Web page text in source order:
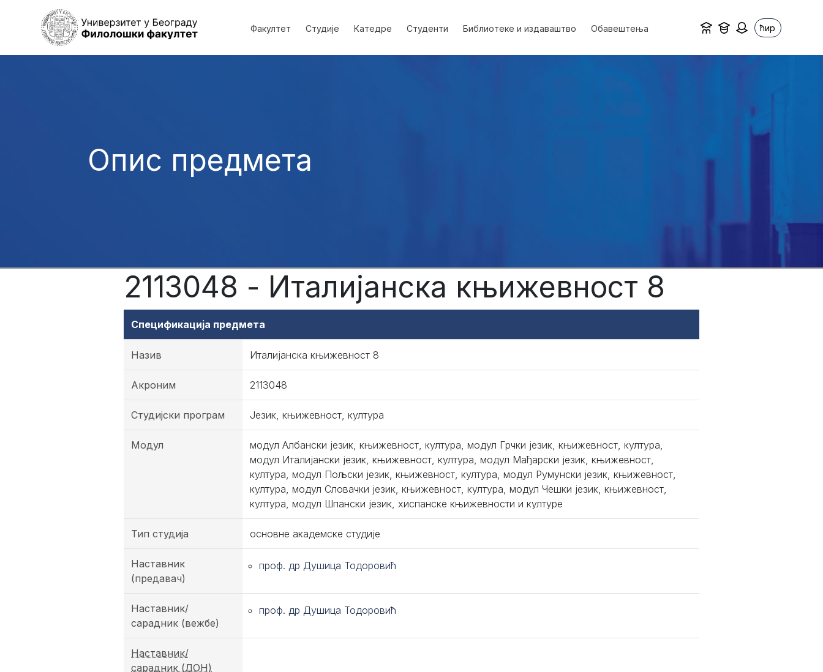
Факултет Студије Катедре Студенти Библиотеке и издаваштво Обавештења ћир
Опис предмета
2113048 - Италијанска књижевност 8
Спецификација предмета
Назив Италијанска књижевност 8
Акроним 2113048
Студијски програм Језик, књижевност, култура
Модул
модул Албански језик, књижевност, култура, модул Грчки језик, књижевност, култура,
модул Италијански језик, књижевност, култура, модул Мађарски језик, књижевност,
култура, модул Пољски језик, књижевност, култура, модул Румунски језик, књижевност,
култура, модул Словачки језик, књижевност, култура, модул Чешки језик, књижевност,
култура, модул Шпански језик, хиспанске књижевности и културе
Тип студија основне академске студије
Наставник
(предавач)
проф. др Душица Тодоровић
Наставник/
сарадник (вежбе)
проф. др Душица Тодоровић
Наставник/
сарадник (ДОН)